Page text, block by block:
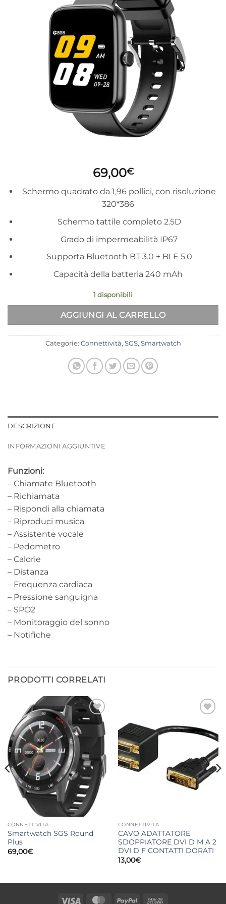
69,00€
Schermo quadrato da 1,96 pollici, con risoluzione
320*386
Schermo tattile completo 2.5D
Grado di impermeabilità IP67
Supporta Bluetooth BT 3.0 + BLE 5.0
Capacità della batteria 240 mAh
1 disponibili
AGGIUNGI AL CARRELLO
Alternative:
Categorie: Connettività, SGS, Smartwatch
DESCRIZIONE
INFORMAZIONI AGGIUNTIVE
Funzioni:
– Chiamate Bluetooth
– Richiamata
– Rispondi alla chiamata
– Riproduci musica
– Assistente vocale
– Pedometro
– Calorie
– Distanza
– Frequenza cardiaca
– Pressione sanguigna
– SPO2
– Monitoraggio del sonno
– Notifiche
PRODOTTI CORRELATI
Aggiungi
alla lista
desideri
CONNETTIVITÀ
Smartwatch SGS Round
Plus
69,00€
alla lista
dei
CONNETTIVITÀ
CAVO ADATTATORE
SDOPPIATORE DVI D M A 2
DVI D F CONTATTI DORATI
13,00€
Visa MasterCardPayPal